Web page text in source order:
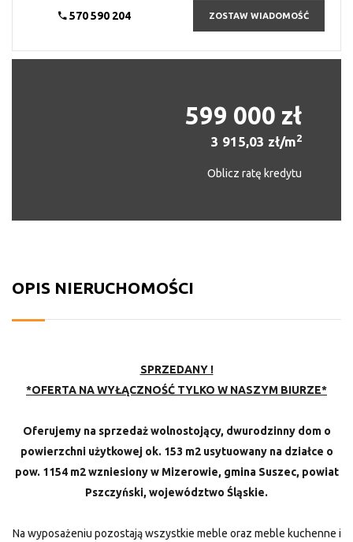
570 590 204 ZOSTAW WIADOMOŚĆ
599 000 zł
3 915,03 zł/m2
Oblicz ratę kredytu
OPIS NIERUCHOMOŚCI
SPRZEDANY !
*OFERTA NA WYŁĄCZNOŚĆ TYLKO W NASZYM BIURZE*
Oferujemy na sprzedaż wolnostojący, dwurodzinny dom o
powierzchni użytkowej ok. 153 m2 usytuowany na działce o
pow. 1154 m2 wzniesiony w Mizerowie, gmina Suszec, powiat
Pszczyński, województwo Śląskie.
Na wyposażeniu pozostają wszystkie meble oraz meble kuchenne i